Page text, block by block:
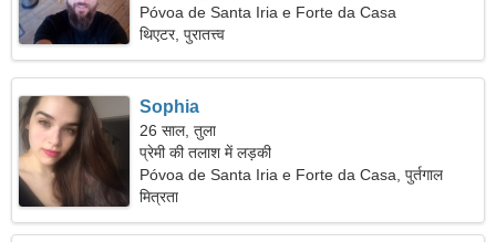
Póvoa de Santa Iria e Forte da Casa
थिएटर, पुरातत्त्व
Sophia
26 साल, तुला
प्रेमी की तलाश में लड़की
Póvoa de Santa Iria e Forte da Casa, पुर्तगाल
मित्रता